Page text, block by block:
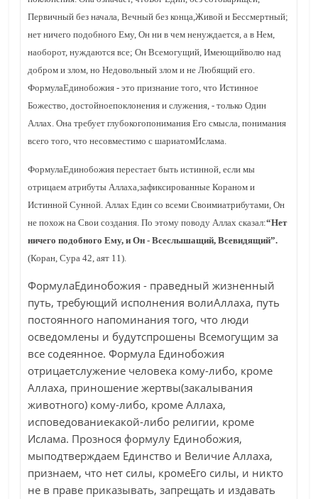
Первичный без начала, Вечный без конца,Живой и Бессмертный;
нет ничего подобного Ему, Он ни в чем ненуждается, а в Нем,
наоборот, нуждаются все; Он Всемогущий, Имеющийволю над
добром и злом, но Недовольный злом и не Любящий его.
ФормулаЕдинобожия - это признание того, что Истинное
Божество, достойноепоклонения и служения, - только Один
Аллах. Она требует глубокогопонимания Его смысла, понимания
всего того, что несовместимо с шариатомИслама.
ФормулаЕдинобожия перестает быть истинной, если мы
отрицаем атрибуты Аллаха,зафиксированные Кораном и
Истинной Сунной. Аллах Един со всеми Своимиатрибутами, Он
не похож на Свои создания. По этому поводу Аллах сказал:“Нет
ничего подобного Ему, и Он - Всеслышащий, Всевидящий”.
(Коран, Сура 42, аят 11).
ФормулаЕдинобожия - праведный жизненный
путь, требующий исполнения волиАллаха, путь
постоянного напоминания того, что люди
осведомлены и будутспрошены Всемогущим за
все содеянное. Формула Единобожия
отрицаетслужение человека кому-либо, кроме
Аллаха, приношение жертвы(закалывания
животного) кому-либо, кроме Аллаха,
исповедованиекакой-либо религии, кроме
Ислама. Прознося формулу Единобожия,
мыподтверждаем Единство и Величие Аллаха,
признаем, что нет силы, кромеЕго силы, и никто
не в праве приказывать, запрещать и издавать